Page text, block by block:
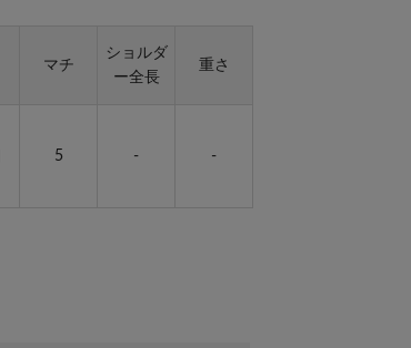
マチ
ショルダ
ー全長
重さ
5 - -